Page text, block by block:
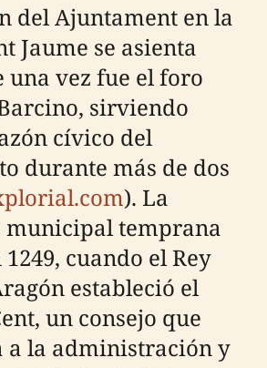
del Ajuntament en la
Jaume se asienta
una vez fue el foro
sirviendo
cívico del
durante más de dos
). La
municipal temprana
cuando el Rey
estableció el
un consejo que
la administración y